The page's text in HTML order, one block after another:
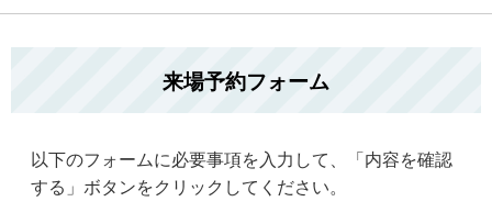
来場予約フォーム
以下のフォームに必要事項を入力して、「内容を確認
する」ボタンをクリックしてください。